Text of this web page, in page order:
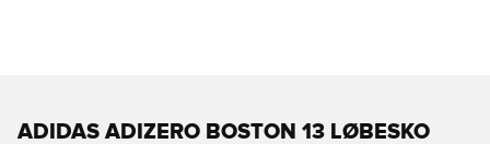
ADIDAS ADIZERO BOSTON 13 LØBESKO